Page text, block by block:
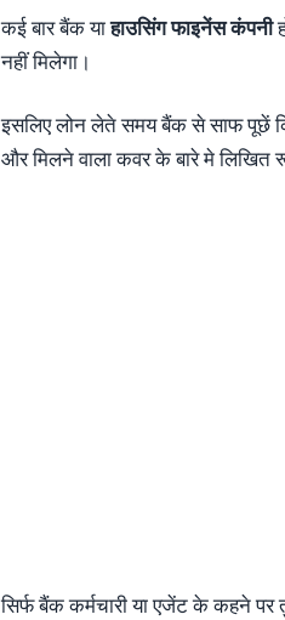
कई बार बैंक याहाउसिंग फाइनेंस कंपनी
नहीं मिलेगा।
इसलिए लोन लेते समय बैंक से साफ पूछें
और मिलने वाला कवर के बारे मे लिखित
सिर्फ बैंक कर्मचारी या एजेंट के कहने